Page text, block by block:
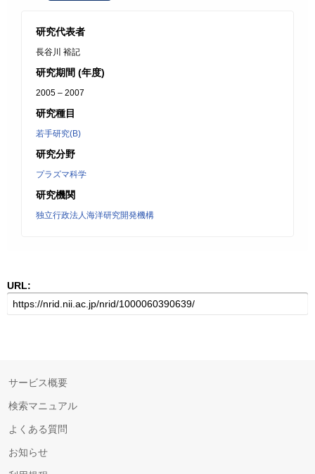
研究代表者
長谷川 裕記
研究期間 (年度)
2005 – 2007
研究種目
若手研究(B)
研究分野
プラズマ科学
研究機関
独立行政法人海洋研究開発機構
URL:
サービス概要
検索マニュアル
よくある質問
お知らせ